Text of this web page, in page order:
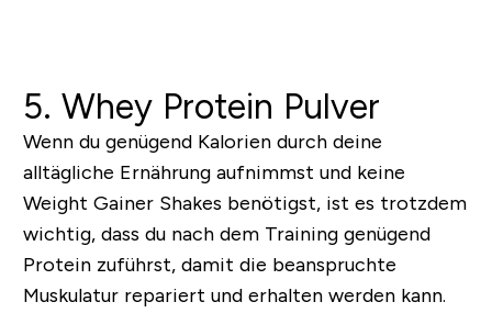
5. Whey Protein Pulver
Wenn du genügend Kalorien durch deine
alltägliche Ernährung aufnimmst und keine
Weight Gainer Shakes benötigst, ist es trotzdem
wichtig, dass du nach dem Training genügend
Protein zuführst, damit die beanspruchte
Muskulatur repariert und erhalten werden kann.